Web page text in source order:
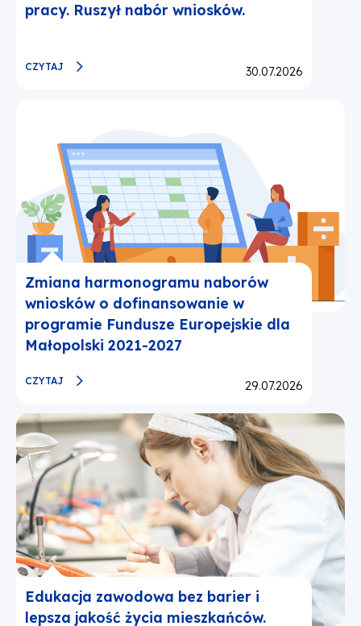
pracy. Ruszył nabór wniosków.
CZYTAJ Opublikowano:
30.07.2026
Zmiana harmonogramu naborów
wniosków o dofinansowanie w
programie Fundusze Europejskie dla
Małopolski 2021-2027
CZYTAJ Opublikowano:
29.07.2026
Edukacja zawodowa bez barier i
lepsza jakość życia mieszkańców.